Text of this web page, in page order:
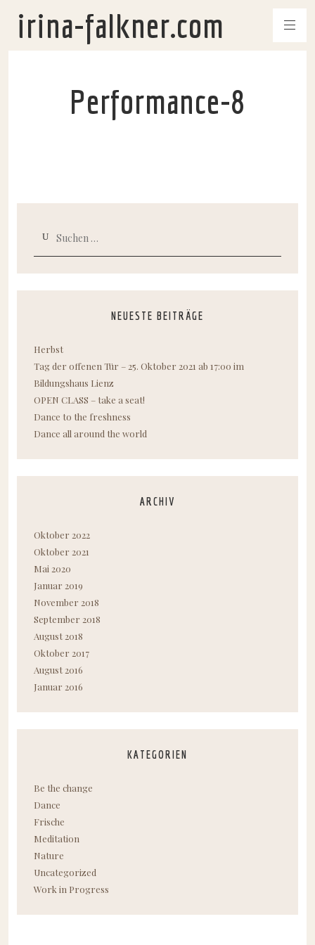
irina-falkner.com
Performance-8
Suchen
NEUESTE BEITRÄGE
Herbst
Tag der offenen Tür – 25. Oktober 2021 ab 17:00 im
Bildungshaus Lienz
OPEN CLASS – take a seat!
Dance to the freshness
Dance all around the world
ARCHIV
Oktober 2022
Oktober 2021
Mai 2020
Januar 2019
November 2018
September 2018
August 2018
Oktober 2017
August 2016
Januar 2016
KATEGORIEN
Be the change
Dance
Frische
Meditation
Nature
Uncategorized
Work in Progress